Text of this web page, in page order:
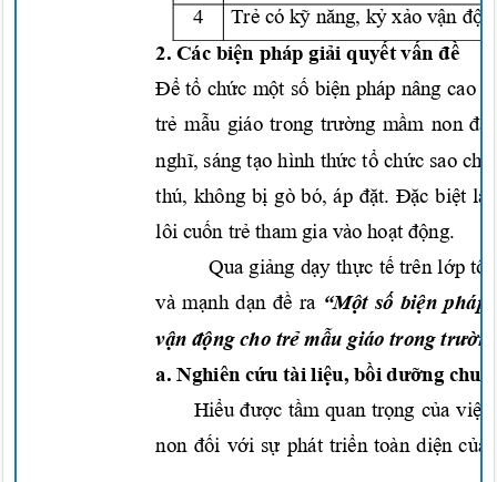
Trẻ cókỹ năng, kỷ xảo vận
4
2. Các biện phápgiải quyết vấn đề
Để tổ chức một số biện pháp nâng cao
trẻ mẫu giáo trongtrường mầm non
nghĩ, sángtạohình thức tổ chức sao
thú, khôngbị gò bó, áp đặt. Đặc biệt là
lôicuốn trẻtham gia vàohoạt động.
Qua giảng dạy thực tếtrênlớp
vàmạnh dạn đềra “Một số biệnpháp
vận độngchotrẻ mẫu giáo trong
a. Nghiên cứutàiliệu, bồi dưỡng
Hiểu được tầmquantrọng của việc
non đối với sự pháttriểntoàndiện